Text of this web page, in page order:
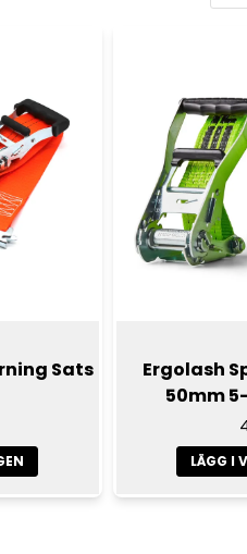
Sats
Ergolash
50mm
LÄGG I